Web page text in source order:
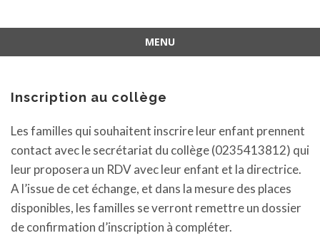
MENU
contenu
Inscription au collège
Les familles qui souhaitent inscrire leur enfant prennent
contact avec le secrétariat du collège (0235413812) qui
leur proposera un RDV avec leur enfant et la directrice.
A l’issue de cet échange, et dans la mesure des places
disponibles, les familles se verront remettre un dossier
de confirmation d’inscription à compléter.